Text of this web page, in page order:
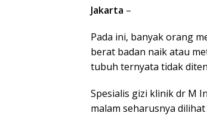
Jakarta –
Pada ini, banyak orang
berat badan naik atau
tubuh ternyata tidak
Spesialis gizi klinik dr M
malam seharusnya